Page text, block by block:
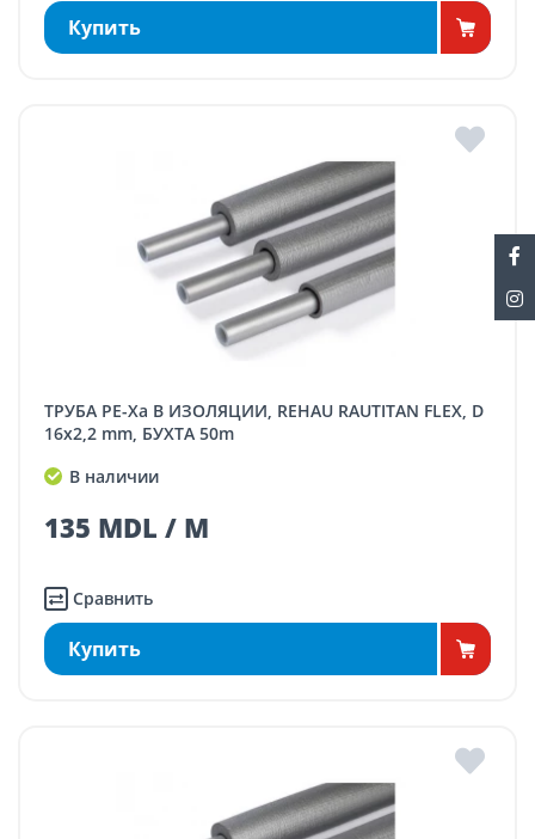
Купить
ТРУБА PE-Xa В ИЗОЛЯЦИИ, REHAU RAUTITAN FLEX, D
16x2,2 mm, БУХТА 50m
В наличии
135 MDL / M
Сравнить
Купить